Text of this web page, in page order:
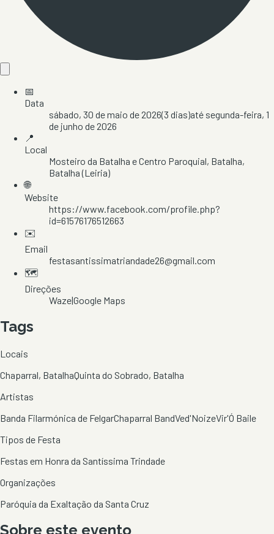
📅
Data
sábado, 30 de maio de 2026(3 dias)até segunda-feira, 1
de junho de 2026
📍
Local
Mosteiro da Batalha e Centro Paroquial, Batalha,
Batalha(Leiria)
🌐
Website
https://www.facebook.com/profile.php?
id=61576176512663
✉️
Email
festasantissimatriandade26@gmail.com
🗺️
Direções
Waze|Google Maps
Tags
Locais
Chaparral, BatalhaQuinta do Sobrado, Batalha
Artistas
Banda Filarmónica de FelgarChaparral BandVed'NoizeVir'Ó Baile
Tipos de Festa
Festas em Honra da Santíssima Trindade
Organizações
Paróquia da Exaltação da Santa Cruz
Sobre este evento